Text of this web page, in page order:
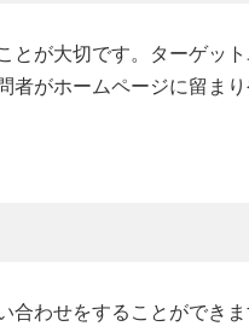
とが大切です。ターゲッ
がホームページに留まり
合わせをすることができ